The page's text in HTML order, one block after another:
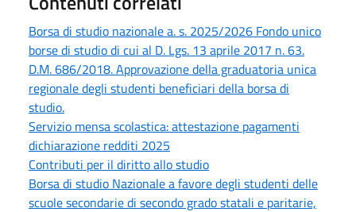
Borsa di studio nazionale a. s. 2025/2026 Fondo unico
borse di studio di cui al D. Lgs. 13 aprile 2017 n. 63.
D.M. 686/2018. Approvazione della graduatoria unica
regionale degli studenti beneficiari della borsa di
studio.
Servizio mensa scolastica: attestazione pagamenti
dichiarazione redditi 2025
Contributi per il diritto allo studio
Borsa di studio Nazionale a favore degli studenti delle
scuole secondarie di secondo grado statali e paritarie,